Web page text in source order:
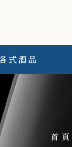
式酒品
首頁